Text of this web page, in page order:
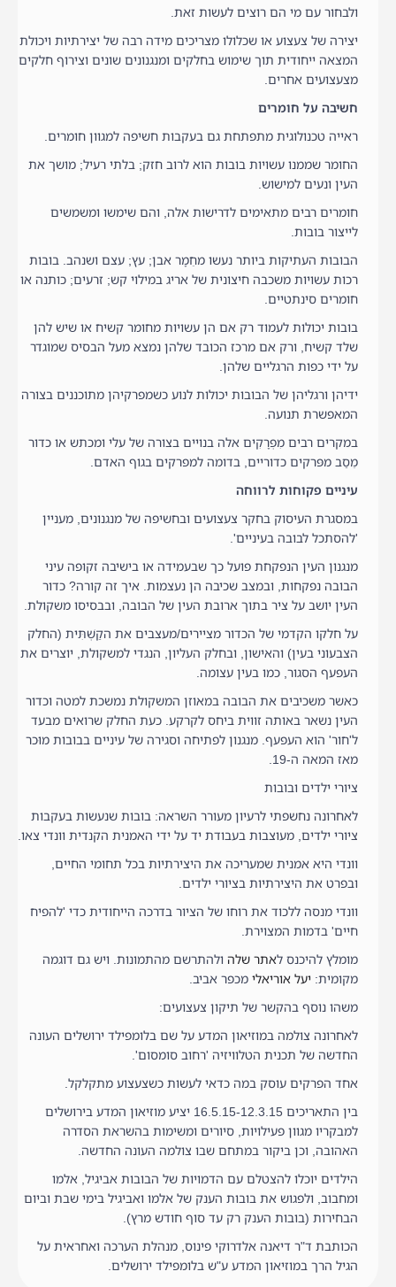
ולבחור עם מי הם רוצים לעשות זאת.
יצירה של צעצוע או שכלולו מצריכים מידה רבה של יצירתיות ויכולת
המצאה ייחודית תוך שימוש בחלקים ומנגנונים שונים וצירוף חלקים
מצעצועים אחרים.
חשיבה על חומרים
ראייה טכנולוגית מתפתחת גם בעקבות חשיפה למגוון חומרים.
החומר שממנו עשויות בובות הוא לרוב חזק; בלתי רעיל; מושך את
העין ונעים למישוש.
חומרים רבים מתאימים לדרישות אלה, והם שימשו ומשמשים
לייצור בובות.
הבובות העתיקות ביותר נעשו מחֵמָר אבן; עץ; עצם ושנהב. בובות
רכות עשויות משכבה חיצונית של אריג במילוי קש; זרעים; כותנה או
חומרים סינתטיים.
בובות יכולות לעמוד רק אם הן עשויות מחומר קשיח או שיש להן
שלד קשיח, ורק אם מרכז הכובד שלהן נמצא מעל הבסיס שמוגדר
על ידי כפות הרגליים שלהן.
ידיהן ורגליהן של הבובות יכולות לנוע כשמפרקיהן מתוכננים בצורה
המאפשרת תנועה.
במקרים רבים מִפְרָקִים אלה בנויים בצורה של עלי ומכתש או כדור
מֵסַב מפּרקים כדוריים, בדומה למפרקים בגוף האדם.
עיניים פקוחות לרווחה
במסגרת העיסוק בחקר צעצועים ובחשיפה של מנגנונים, מעניין
'להסתכל לבובה בעיניים'.
מנגנון העין הנפקחת פועל כך שבעמידה או בישיבה זקופה עיני
הבובה נפקחות, ובמצב שכיבה הן נעצמות. איך זה קורה? כדור
העין יושב על ציר בתוך ארובת העין של הבובה, ובבסיסו משקולת.
על חלקו הקדמי של הכדור מציירים/מעצבים את הקַשְׁתִּית (החלק
הצבעוני בעין) והאישון, ובחלק העליון, הנגדי למשקולת, יוצרים את
העפעף הסגור, כמו בעין עצומה.
כאשר משכיבים את הבובה במאוזן המשקולת נמשכת למטה וכדור
העין נשאר באותה זווית ביחס לקרקע. כעת החלק שרואים מבעד
ל'חור' הוא העפעף. מנגנון לפתיחה וסגירה של עיניים בבובות מוּכר
מאז המאה ה-19.
ציורי ילדים ובובות
לאחרונה נחשפתי לרעיון מעורר השראה: בובות שנעשות בעקבות
ציורי ילדים, מעוצבות בעבודת יד על ידי האמנית הקנדית וונדי צאו.
וונדי היא אמנית שמעריכה את היצירתיות בכל תחומי החיים,
ובפרט את היצירתיות בציורי ילדים.
וונדי מנסה ללכוד את רוחו של הציור בדרכה הייחודית כדי 'להפיח
חיים' בדמות המצוירת.
מומלץ להיכנס לאתר שלהולהתרשם מהתמונות. ויש גם דוגמה
מקומית: יעל אוריאלימכפר אביב.
משהו נוסף בהקשר של תיקון צעצועים:
לאחרונה צולמה במוזיאון המדע על שם בלומפילד ירושלים העונה
החדשה של תכנית הטלוויזיה 'רחוב סומסום'.
אחד הפרקים עוסק במה כדאי לעשות כשצעצוע מתקלקל.
בין התאריכים 16.5.15-12.3.15 יציע מוזיאון המדע בירושלים
למבקריו מגוון פעילויות, סיורים ומשימות בהשראת הסדרה
האהובה, וכן ביקור במתחם שבו צולמה העונה החדשה.
הילדים יוכלו להצטלם עם הדמויות של הבובות אביגיל, אלמו
ומחבוב, ולפגוש את בובות הענק של אלמו ואביגיל בימי שבת וביום
הבחירות (בובות הענק רק עד סוף חודש מרץ).
הכותבת ד"ר דיאנה אלדרוקי פינוס, מנהלת הערכה ואחראית על
הגיל הרך במוזיאון המדע ע"ש בלומפילד ירושלים.